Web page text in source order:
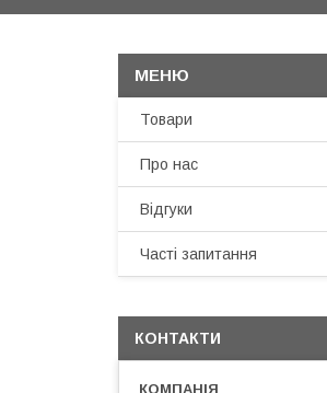
Товари
Про нас
Відгуки
Часті запитання
КОНТАКТИ